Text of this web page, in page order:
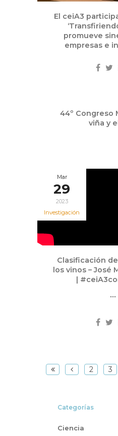
El ceiA3
promueve
empresas e
44º Congreso
viña y
Mar
29
2023
Investigación
Clasificación
los vinos – José
|
...
2 3
Categorías
Ciencia